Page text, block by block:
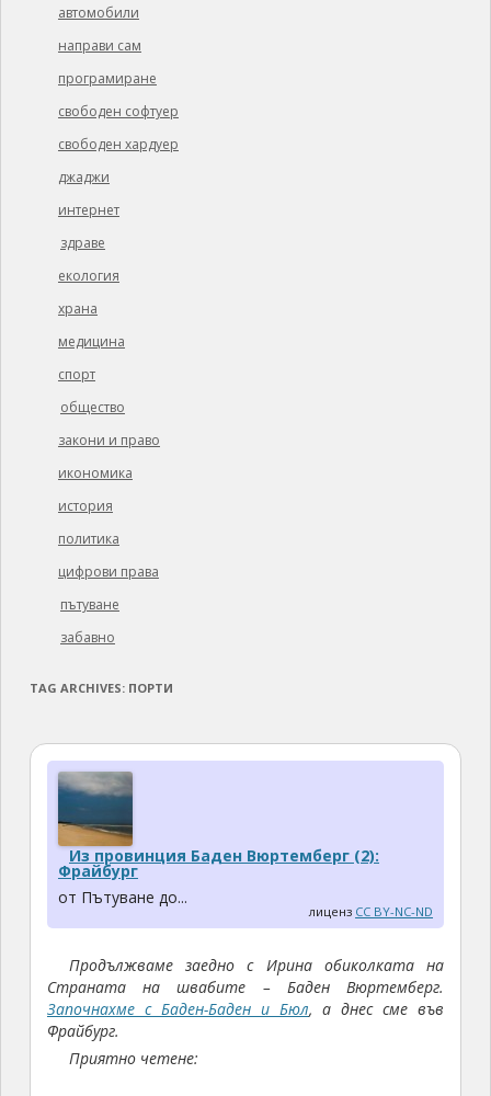
автомобили
направи сам
програмиране
свободен софтуер
свободен хардуер
джаджи
интернет
здраве
екология
храна
медицина
спорт
общество
закони и право
икономика
история
политика
цифрови права
пътуване
забавно
TAG ARCHIVES: ПОРТИ
Из провинция Баден Вюртемберг (2):
Фрайбург
от Пътуване до...
лиценз CC BY-NC-ND
Продължваме заедно с Ирина обиколката на
Страната на швабите – Баден Вюртемберг.
Започнахме с Баден-Баден и Бюл, а днес сме във
Фрайбург.
Приятно четене: